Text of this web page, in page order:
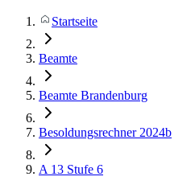
Startseite
Beamte
Beamte Brandenburg
Besoldungsrechner 2024b
A 13 Stufe 6